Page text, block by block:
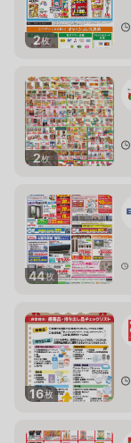
2枚
2枚
44枚
16枚